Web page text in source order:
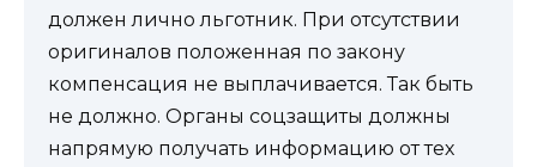
должен лично льготник. При отсутствии
оригиналов положенная по закону
компенсация не выплачивается. Так быть
не должно. Органы соцзащиты должны
напрямую получать информацию от тех